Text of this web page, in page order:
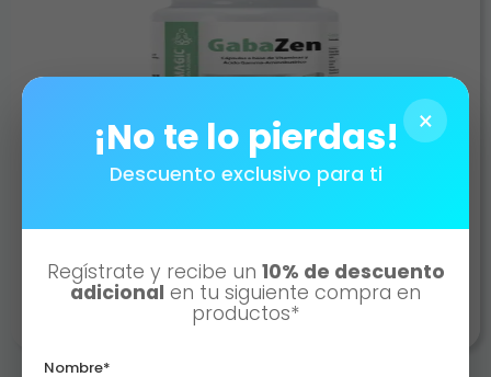
AÑADIR AL CARRITO
×
¡No te lo pierdas!
Descuento exclusivo para ti
Regístrate y recibe un 10% de descuento
adicional en tu siguiente compra en
productos*
Nombre*